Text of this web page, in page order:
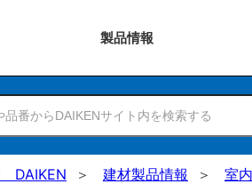
製品情報
DAIKEN 建材製品情報
室